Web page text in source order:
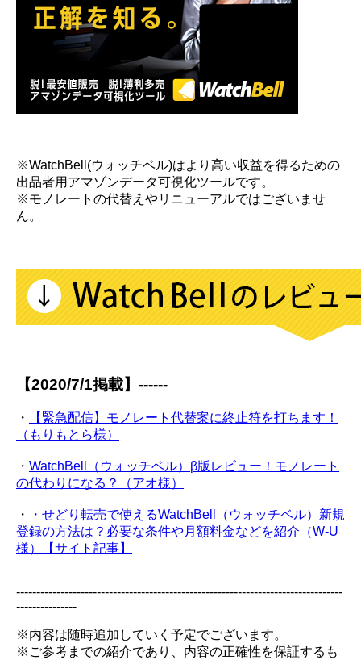
※WatchBell(ウォッチベル)はより高い収益を得るための
出品者用アマゾンデータ可視化ツールです。
※モノレートの代替えやリニューアルではございませ
ん。
【2020/7/1掲載】------
・
【緊急配信】モノレート代替案に終止符を打ちます！
（もりもとら様）
・ WatchBell（ウォッチベル）β版レビュー！モノレート
の代わりになる？（アオ様）
・
・せどり転売で使えるWatchBell（ウォッチベル）新規
登録の方法は？必要な条件や月額料金などを紹介（W-U
様）【サイト記事】
---------------------------------------------------------------------------------
---------------
※内容は随時追加していく予定でございます。
※ご参考までの紹介であり、内容の正確性を保証するも